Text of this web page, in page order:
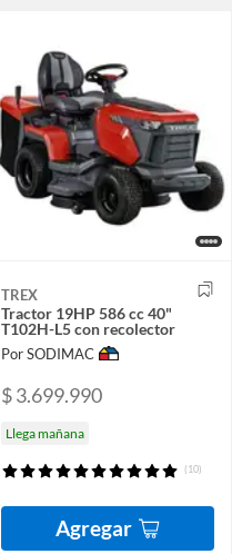
TREX
Tractor 19HP 586 cc 40"
T102H-L5 con recolector
Por SODIMAC
$ 3.699.990
Llega mañana
(10)
Agregar